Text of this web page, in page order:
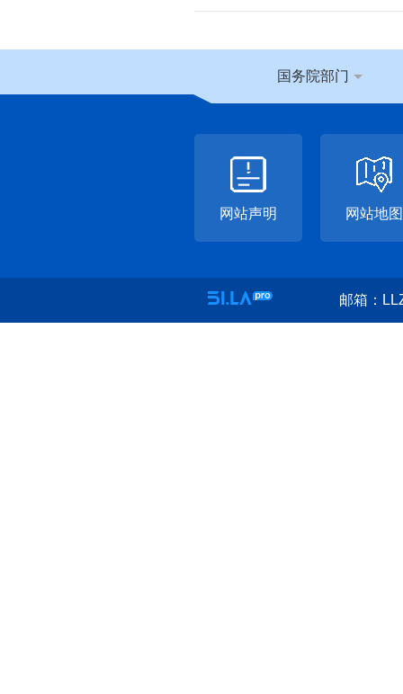
国务院部门
网站声明 网站地图
邮箱：